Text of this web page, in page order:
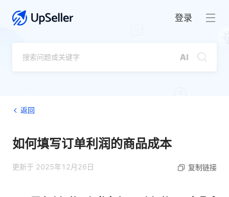
登录
返回
如何填写订单利润的商品成本
更新于 2025年12月26日 复制链接